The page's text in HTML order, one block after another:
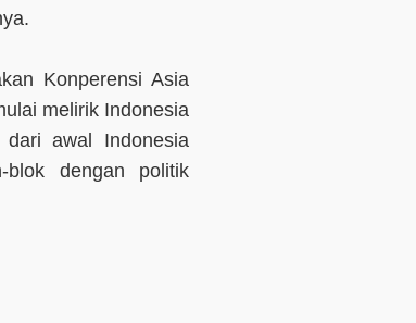
Konperensi Asia
melirik Indonesia
awal Indonesia
blok dengan politik